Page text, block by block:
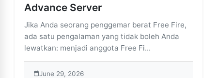
Advance Server
Jika Anda seorang penggemar berat Free Fire,
ada satu pengalaman yang tidak boleh Anda
lewatkan: menjadi anggota Free Fi...
June 29, 2026